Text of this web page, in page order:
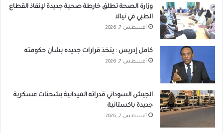
وزارة الصحة تطلق خارطة صحية جديدة لإنقاذ القطاع
الطبي في نيالا
أغسطس 7, 2026
كامل إدريس : يتخذ قرارات جديده بشأن حكومته
أغسطس 7, 2026
الجيش السوداني قدراته الميدانية بشحنات عسكرية
جديدة باكستانية
أغسطس 7, 2026